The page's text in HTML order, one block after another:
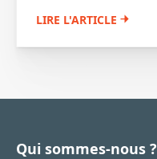
LIRE L'ARTICLE
Qui sommes-nous ?